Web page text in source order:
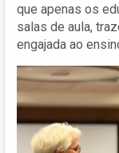
que apenas os
salas de aula,
engajada ao